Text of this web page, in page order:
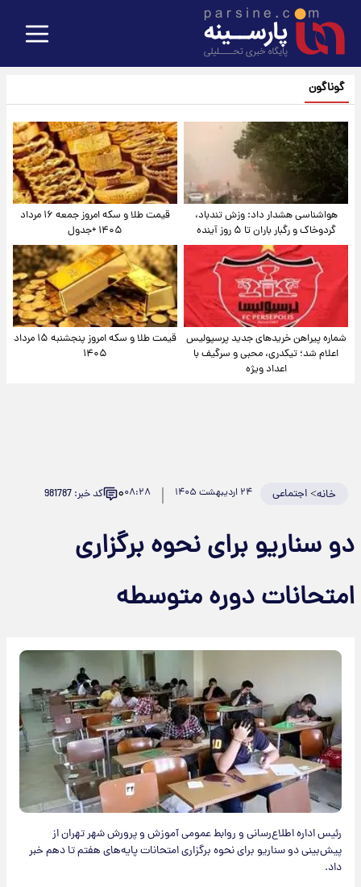
گوناگون
هواشناسی هشدار داد: وزش تندباد،
گردوخاک و رگبار باران تا ۵ روز آینده
قیمت طلا و سکه امروز جمعه ۱۶ مرداد
۱۴۰۵ +جدول
شماره پیراهن خریدهای جدید پرسپولیس
اعلام شد؛ تیکدری، محبی و سرگیف با
اعداد ویژه
قیمت طلا و سکه امروز پنجشنبه ۱۵ مرداد
۱۴۰۵
خانه>اجتماعی ۲۴ اردیبهشت ۱۴۰۵ ۰۸:۲۸۰ کد خبر: 981787
دو سناریو برای نحوه برگزاری
امتحانات دوره متوسطه
رئیس اداره اطلاع‌رسانی و روابط عمومی آموزش و پرورش شهر تهران از
پیش‌بینی دو سناریو برای نحوه برگزاری امتحانات پایه‌های هفتم تا دهم خبر
داد.